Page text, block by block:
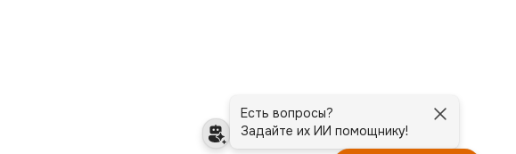
Есть вопросы?
Задайте их ИИ помощнику!